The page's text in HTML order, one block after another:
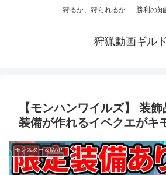
狩るか、狩られるか──勝利の知
狩猟動画ギルド
【モンハンワイルズ】 装
装備が作れるイベクエがキ
モンスター＆MAP